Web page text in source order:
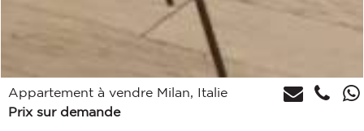
Appartement à vendre Milan, Italie
Prix sur demande